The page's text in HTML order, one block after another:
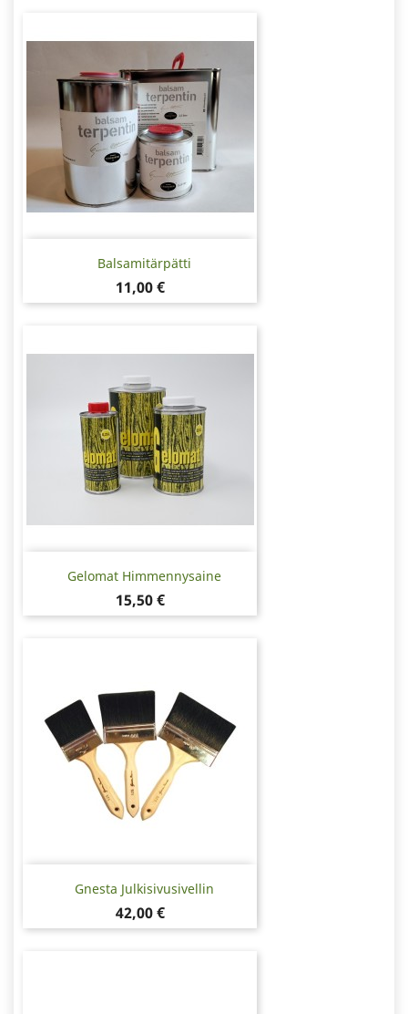
Balsamitärpätti
Hinta
11,00 €
Gelomat Himmennysaine
Hinta
15,50 €
Gnesta Julkisivusivellin
Hinta
42,00 €